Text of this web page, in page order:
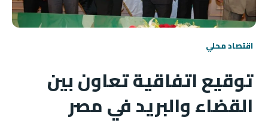
اقتصاد محلي
توقيع اتفاقية تعاون بين
القضاء والبريد في مصر